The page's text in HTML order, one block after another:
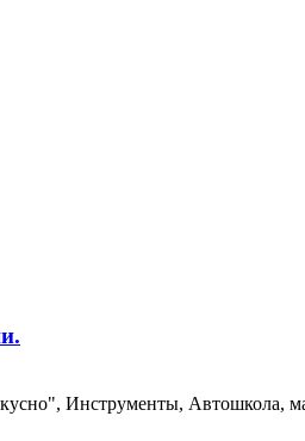
Инструменты, Автошкола,